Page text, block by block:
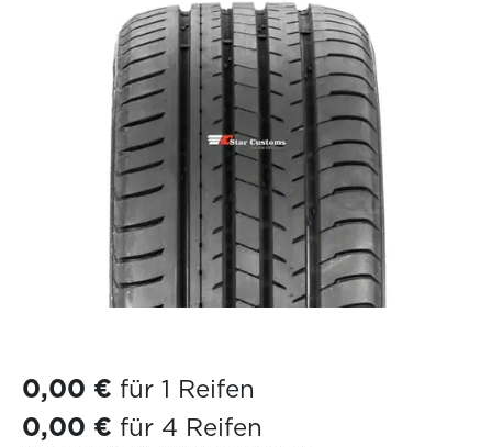
0,00 € für 1 Reifen
0,00 € für 4 Reifen